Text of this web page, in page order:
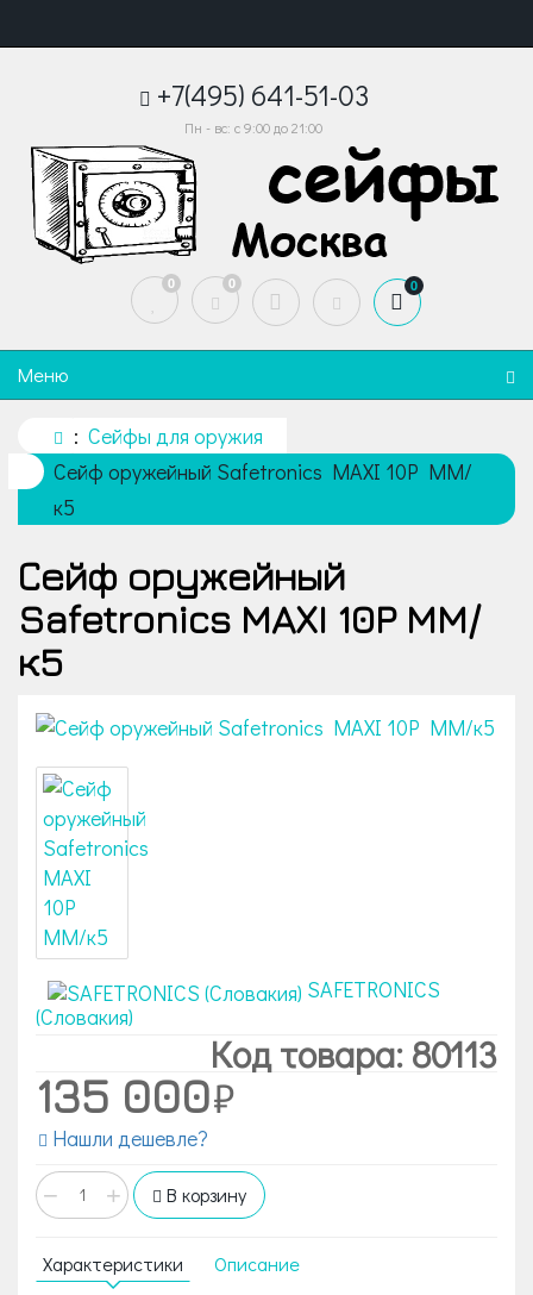
+7(495) 641-51-03
Пн - вс: с 9:00 до 21:00
0 0 0
Меню
Сейфы для оружия
Сейф оружейный Safetronics MAXI 10P MM/
к5
Сейф оружейный
Safetronics MAXI 10P MM/
к5
SAFETRONICS
(Словакия)
Код товара: 80113
135 000
Нашли дешевле?
− + В корзину
Характеристики Описание